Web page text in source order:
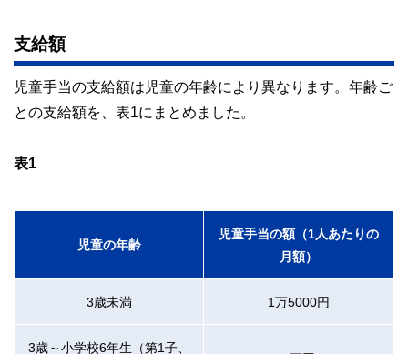
支給額
児童手当の支給額は児童の年齢により異なります。年齢ご
との支給額を、表1にまとめました。
表1
児童の年齢
児童手当の額（1人あたりの
月額）
3歳未満 1万5000円
3歳～小学校6年生（第1子、